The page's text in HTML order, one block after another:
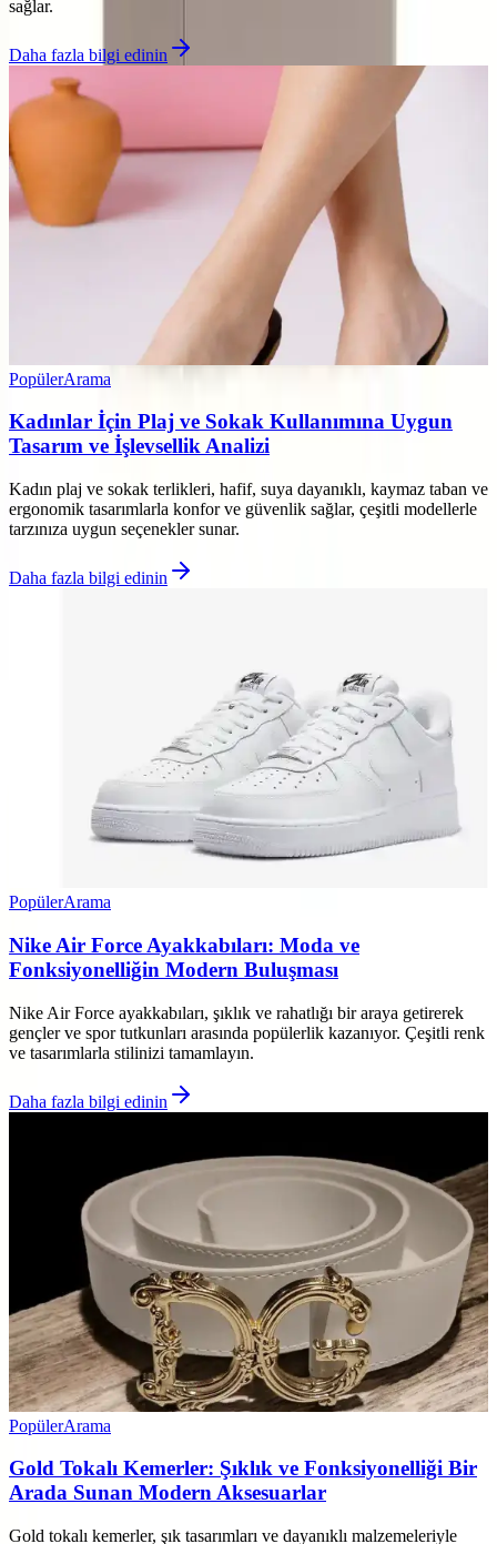
sağlar.
Daha fazla bilgi edinin
PopülerArama
Kadınlar İçin Plaj ve Sokak Kullanımına Uygun
Tasarım ve İşlevsellik Analizi
Kadın plaj ve sokak terlikleri, hafif, suya dayanıklı, kaymaz taban ve
ergonomik tasarımlarla konfor ve güvenlik sağlar, çeşitli modellerle
tarzınıza uygun seçenekler sunar.
Daha fazla bilgi edinin
PopülerArama
Nike Air Force Ayakkabıları: Moda ve
Fonksiyonelliğin Modern Buluşması
Nike Air Force ayakkabıları, şıklık ve rahatlığı bir araya getirerek
gençler ve spor tutkunları arasında popülerlik kazanıyor. Çeşitli renk
ve tasarımlarla stilinizi tamamlayın.
Daha fazla bilgi edinin
PopülerArama
Gold Tokalı Kemerler: Şıklık ve Fonksiyonelliği Bir
Arada Sunan Modern Aksesuarlar
Gold tokalı kemerler, şık tasarımları ve dayanıklı malzemeleriyle